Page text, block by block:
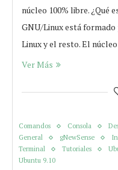
núcleo 100% libre. ¿Qué
GNU/Linux está
Linux y el resto. El
Ver Más
Comandos Consola
General
gNewSense
Terminal
Tutoriales
Ubuntu 9.10